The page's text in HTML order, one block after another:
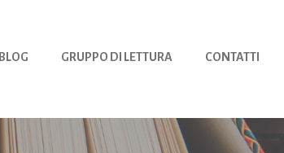
BLOG GRUPPO DI LETTURA CONTATTI